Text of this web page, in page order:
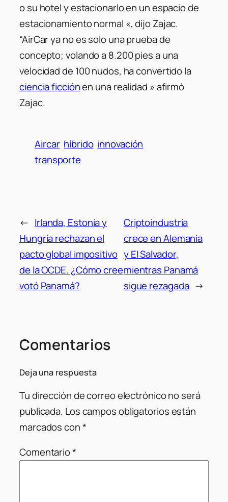
o su hotel y estacionarlo en un espacio de
estacionamiento normal «, dijo Zajac.
“AirCar ya no es solo una prueba de
concepto; volando a 8.200 pies a una
velocidad de 100 nudos, ha convertido la
ciencia ficciónen una realidad » afirmó
Zajac.
Aircar híbrido innovación
transporte
← Irlanda, Estonia y
Hungría rechazan el
pacto global impositivo
de la OCDE. ¿Cómo cree
votó Panamá?
Criptoindustria
crece en Alemania
y El Salvador,
mientras Panamá
sigue rezagada →
Comentarios
Deja una respuesta
Tu dirección de correo electrónico no será
publicada. Los campos obligatorios están
marcados con*
Comentario*